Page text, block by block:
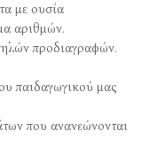
με ουσία
αριθμών.
προδιαγραφών.
παιδαγωγικού μας
που ανανεώνονται